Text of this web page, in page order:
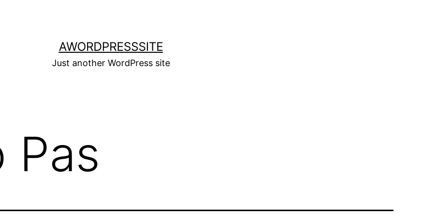
AWORDPRESSSITE
Just another WordPress site
Pas